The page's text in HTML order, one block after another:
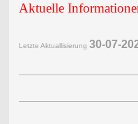
Aktuelle
Letzte Aktuallisierung 30-07-2